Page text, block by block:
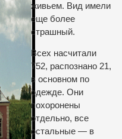
живьем. Вид имели
еще более
страшный.
Всех насчитали
752, распознано 21,
в основном по
одежде. Они
похоронены
отдельно, все
остальные — в